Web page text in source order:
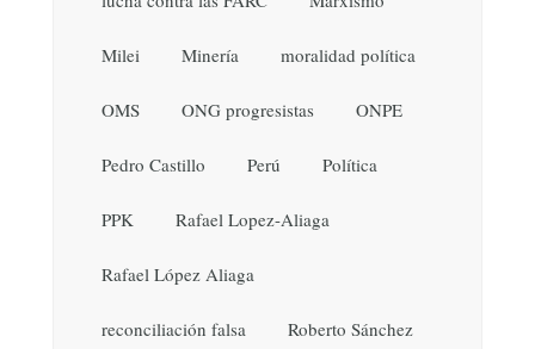
Milei Minería moralidad política
OMS ONG progresistas ONPE
Pedro Castillo Perú Política
PPK Rafael Lopez-Aliaga
Rafael López Aliaga
reconciliación falsa Roberto Sánchez